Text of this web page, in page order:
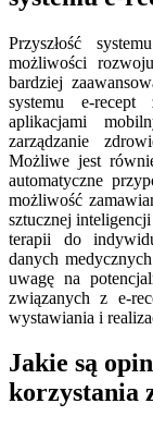
Przyszłość
możliwości
bardziej
systemu e-
aplikacjami
zarządzanie
Możliwe jest
automatyczne
możliwość
sztucznej
terapii do
danych
uwagę na
związanych z e-
wystawiania i
Jakie są
korzystania